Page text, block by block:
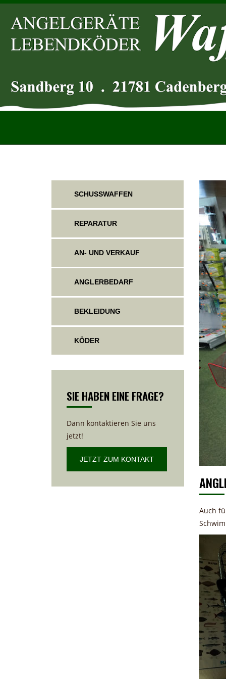
SCHUSSWAFFEN
REPARATUR
AN- UND VERKAUF
ANGLERBEDARF
BEKLEIDUNG
KÖDER
SIE HABEN EINE FRAGE?
Dann kontaktieren Sie uns
jetzt!
JETZT ZUM KONTAKT
Auch